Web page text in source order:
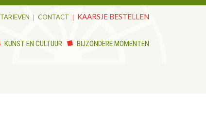
TARIEVEN CONTACT KAARSJE BESTELLEN
KUNST EN CULTUUR BIJZONDERE MOMENTEN